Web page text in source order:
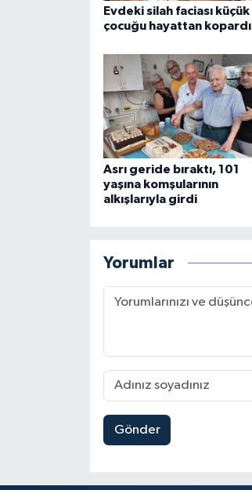
Evdeki silah faciası küçük
çocuğu hayattan kopardı
Asrı geride bıraktı, 101
yaşına komşularının
alkışlarıyla girdi
Yorumlar
Gönder